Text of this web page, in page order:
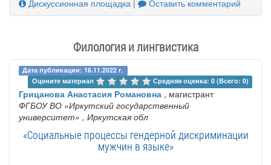
Дискуссионная площадка Оставить комментарий
Филология и лингвистика
Дата публикации: 16.11.2022 г.
Оцените материал
Средняя оценка: 0 (Всего: 0)
Грицанова Анастасия Романовна , магистрант
ФГБОУ ВО «Иркутский государственный
университет» , Иркутская обл
«Социальные процессы гендерной дискриминации
мужчин в языке»